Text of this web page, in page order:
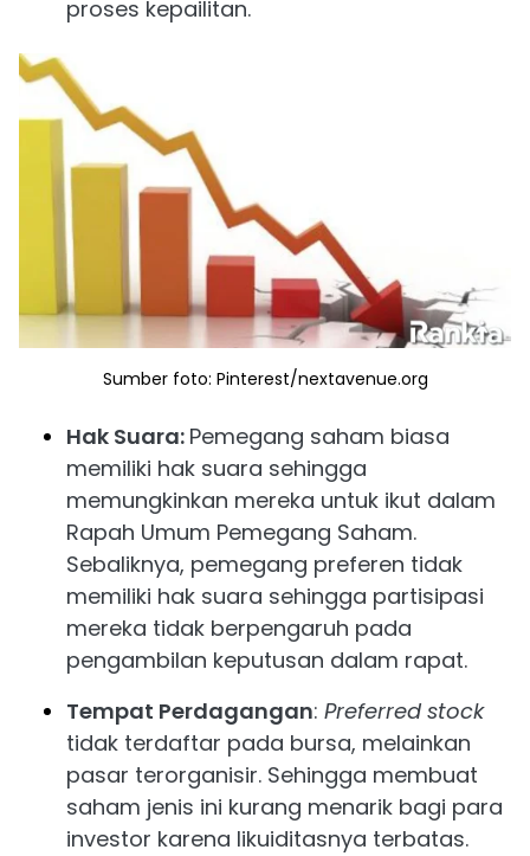
proses kepailitan.
Sumber foto: Pinterest/nextavenue.org
Hak Suara: Pemegang saham biasa
memiliki hak suara sehingga
memungkinkan mereka untuk ikut dalam
Rapah Umum Pemegang Saham.
Sebaliknya, pemegang preferen tidak
memiliki hak suara sehingga partisipasi
mereka tidak berpengaruh pada
pengambilan keputusan dalam rapat.
Tempat Perdagangan: Preferred stock
tidak terdaftar pada bursa, melainkan
pasar terorganisir. Sehingga membuat
saham jenis ini kurang menarik bagi para
investor karena likuiditasnya terbatas.